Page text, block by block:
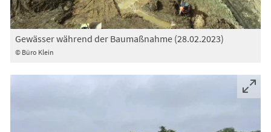
© Büro Klein
Gewässer während der Baumaßnahme (28.02.2023)